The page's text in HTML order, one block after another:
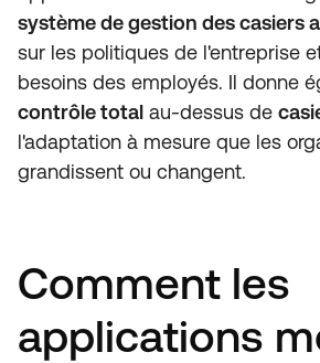
système de gestion des casiers
sur les politiques de l'entreprise
besoins des employés. Il donne
contrôle total au-dessus de
l'adaptation à mesure que les
grandissent ou changent.
Comment les
applications